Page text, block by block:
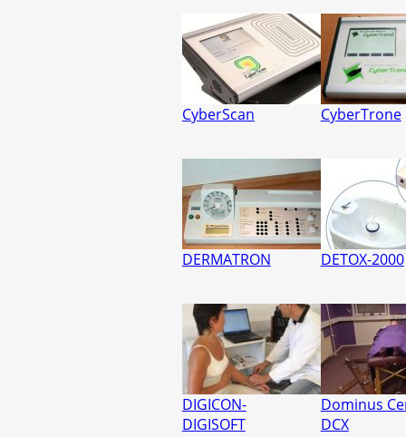
CyberScan CyberTrone
DERMATRON DETOX-2000
DIGICON-
DIGISOFT
Dominus
DCX